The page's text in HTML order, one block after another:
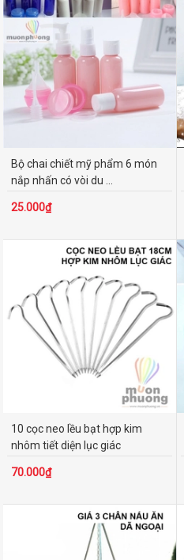
Bộ chai chiết mỹ phẩm 6 món
nắp nhấn có vòi du ...
25.000₫
10 cọc neo lều bạt hợp kim
nhôm tiết diện lục giác
70.000₫